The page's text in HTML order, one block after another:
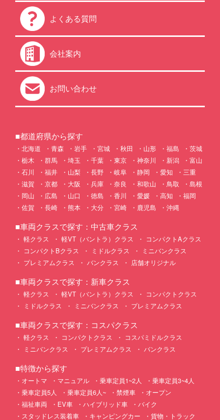
よくある質問
会社案内
お問い合わせ
■都道府県から探す
北海道 青森 岩手 宮城 秋田 山形 福島
茨城
栃木
群馬 埼玉 千葉 東京 神奈川 新潟
富山
石川
福井 山梨 長野 岐阜 静岡 愛知
三重
滋賀
京都 大阪 兵庫 奈良 和歌山 鳥取
島根
岡山
広島 山口 徳島 香川 愛媛 高知
福岡
佐賀
長崎 熊本 大分 宮崎 鹿児島 沖縄
■車両クラスで探す：中古車クラス
軽クラス 軽VT（バントラ）クラス
コンパクトAクラス
コンパクトBクラス
ミドルクラス
ミニバンクラス
プレミアムクラス
バンクラス 店舗オリジナル
■車両クラスで探す：新車クラス
軽クラス 軽VT（バントラ）クラス
コンパクトクラス
ミドルクラス
ミニバンクラス プレミアムクラス
■車両クラスで探す：コスパクラス
軽クラス コンパクトクラス
コスパミドルクラス
ミニバンクラス
プレミアムクラス バンクラス
■特徴から探す
オートマ マニュアル 乗車定員1~2人
乗車定員3~4人
乗車定員5人
乗車定員6人~ 禁煙車
オープン
福祉車両
EV車 ハイブリッド車
バイク
スタッドレス装着車
キャンピングカー 貨物・トラック